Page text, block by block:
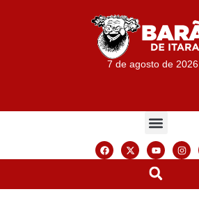
7 de agosto de 2026